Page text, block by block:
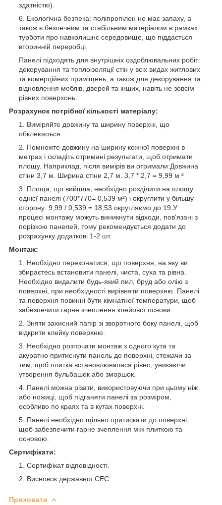
здатністю).
Екологічна безпека: поліпропілен не має запаху, а
також є безпечним та стабільним матеріалом в рамках
турботи про навколишнє середовище, що піддається
вторинній переробці.
Панелі підходять для внутрішніх оздоблювальних робіт:
декорування та теплоізоляції стін у всіх видах житлових
та комерційних приміщень, а також для декорування та
відновлення меблів, дверей та інших, навіть не зовсім
рівних поверхонь.
Розрахунок потрібної кількості матеріалу:
Виміряйте довжину та ширину поверхні, що
обклеюється.
Помножте довжину на ширину кожної поверхні в
метрах і складіть отримані результати, щоб отримати
площу. Наприклад, після вимірів ви отримали:Довжина
стіни 3,7 м. Ширина стіни 2,7 м. 3,7 * 2,7 = 9,99 м ²
Площа, що вийшла, необхідно розділити на площу
однієї панелі (700*770= 0,539 м²) і округлити у більшу
сторону: 9,99 / 0,539 = 18,53 округляємо до 19.У
процесі монтажу можуть виникнути відходи, пов'язані з
порізкою панелей, тому рекомендується додати до
розрахунку додаткові 1-2 шт.
Монтаж:
Необхідно переконатися, що поверхня, на яку ви
збираєтесь встановити панелі, чиста, суха та рівна.
Необхідно видалити будь-який пил, бруд або олію з
поверхні, при необхідності вирівняти поверхню. Панелі
та поверхня повинні бути кімнатної температури, щоб
забезпечити гарне зчеплення клейової основи.
Зняти захисний папір зі зворотного боку панелі, щоб
відкрити клейку поверхню.
Необхідно розпочати монтаж з одного кута та
акуратно притиснути панель до поверхні, стежачи за
тим, щоб плитка встановлювалася рівно, уникаючи
утворення бульбашок або зморшок.
Панелі можна різати, використовуючи при цьому ніж
або ножиці, щоб підганяти панелі за розміром,
особливо по краях та в кутах поверхні.
Панелі необхідно щільно притискати до поверхні,
щоб забезпечити гарне зчеплення між плиткою та
основою.
Сертифікати:
Сертифікат відповідності.
Висновок державної СЕС.
Приховати